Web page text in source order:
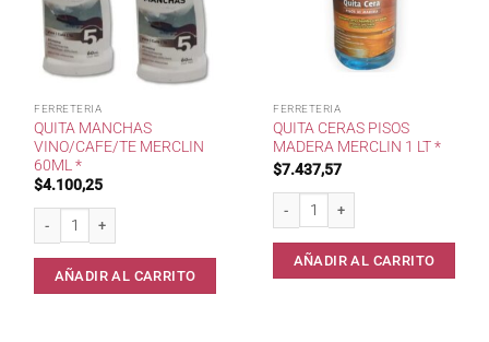
FERRETERIA
QUITA MANCHAS
VINO/CAFE/TE MERCLIN
60ML *
$4.100,25
Quita Manchas Vino/Cafe/Te Merclin 60ml * cantidad
AÑADIR AL CARRITO
FERRETERIA
QUITA CERAS PISOS
MADERA MERCLIN 1 LT *
$7.437,57
AÑADIR AL CARRITO